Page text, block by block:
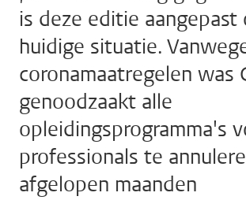
is deze editie aangepast
huidige situatie.
coronamaatregelen was
genoodzaakt alle
opleidingsprogramma's
professionals te
afgelopen maanden